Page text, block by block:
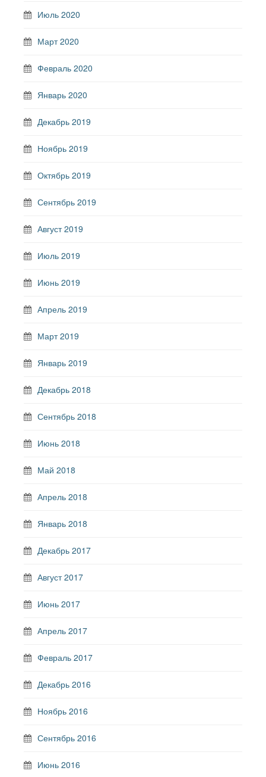
Июль 2020
Март 2020
Февраль 2020
Январь 2020
Декабрь 2019
Ноябрь 2019
Октябрь 2019
Сентябрь 2019
Август 2019
Июль 2019
Июнь 2019
Апрель 2019
Март 2019
Январь 2019
Декабрь 2018
Сентябрь 2018
Июнь 2018
Май 2018
Апрель 2018
Январь 2018
Декабрь 2017
Август 2017
Июнь 2017
Апрель 2017
Февраль 2017
Декабрь 2016
Ноябрь 2016
Сентябрь 2016
Июнь 2016